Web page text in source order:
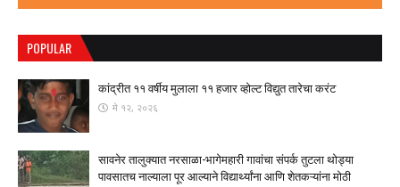
POPULAR
कांद्रीत ११ वर्षीय मुलाला ११ हजार व्होल्ट विद्युत तारेचा करंट
मे १२, २०२६
सावनेर तालुक्यात नरसाळा-भागेमहारी गावांचा संपर्क तुटला ​थोड्या
पावसातच नाल्याला पूर आल्याने विद्यार्थ्यांना आणि शेतकऱ्यांना मोठी